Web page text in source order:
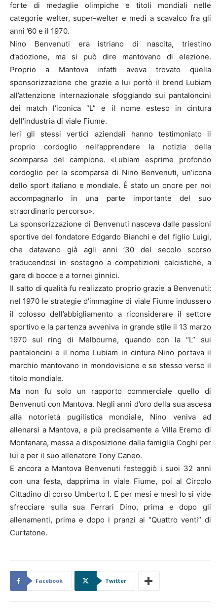
forte di medaglie olimpiche e titoli mondiali nelle
categorie welter, super-welter e medi a scavalco fra gli
anni ’60 e il 1970.
Nino Benvenuti era istriano di nascita, triestino
d’adozione, ma si può dire mantovano di elezione.
Proprio a Mantova infatti aveva trovato quella
sponsorizzazione che grazie a lui portò il brend Lubiam
all’attenzione internazionale sfoggiando sui pantaloncini
dei match l’iconica “L” e il nome esteso in cintura
dell’industria di viale Fiume.
Ieri gli stessi vertici aziendali hanno testimoniato il
proprio cordoglio nell’apprendere la notizia della
scomparsa del campione. «Lubiam esprime profondo
cordoglio per la scomparsa di Nino Benvenuti, un’icona
dello sport italiano e mondiale. È stato un onore per noi
accompagnarlo in una parte importante del suo
straordinario percorso».
La sponsorizzazione di Benvenuti nasceva dalle passioni
sportive del fondatore Edgardo Bianchi e del figlio Luigi,
che datavano già agli anni ’30 del secolo scorso
traducendosi in sostegno a competizioni calcistiche, a
gare di bocce e a tornei ginnici.
Il salto di qualità fu realizzato proprio grazie a Benvenuti:
nel 1970 le strategie d’immagine di viale Fiume indussero
il colosso dell’abbigliamento a riconsiderare il settore
sportivo e la partenza avveniva in grande stile il 13 marzo
1970 sul ring di Melbourne, quando con la “L” sui
pantaloncini e il nome Lubiam in cintura Nino portava il
marchio mantovano in mondovisione e se stesso verso il
titolo mondiale.
Ma non fu solo un rapporto commerciale quello di
Benvenuti con Mantova. Negli anni d’oro della sua ascesa
alla notorietà pugilistica mondiale, Nino veniva ad
allenarsi a Mantova, e più precisamente a Villa Eremo di
Montanara, messa a disposizione dalla famiglia Coghi per
lui e per il suo allenatore Tony Caneo.
E ancora a Mantova Benvenuti festeggiò i suoi 32 anni
con una festa, dapprima in viale Fiume, poi al Circolo
Cittadino di corso Umberto I. E per mesi e mesi lo si vide
sfrecciare sulla sua Ferrari Dino, prima e dopo gli
allenamenti, prima e dopo i pranzi ai “Quattro venti” di
Curtatone.
Facebook Twitter